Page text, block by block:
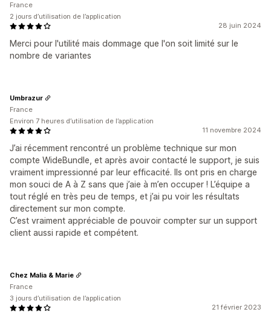
28 juin 2024
Merci pour l'utilité mais dommage que l'on soit limité sur le
nombre de variantes
France
2 jours d’utilisation de l’application
11 novembre 2024
J’ai récemment rencontré un problème technique sur mon
compte WideBundle, et après avoir contacté le support, je suis
vraiment impressionné par leur efficacité. Ils ont pris en charge
mon souci de A à Z sans que j’aie à m’en occuper ! L’équipe a
tout réglé en très peu de temps, et j’ai pu voir les résultats
directement sur mon compte.
C’est vraiment appréciable de pouvoir compter sur un support
client aussi rapide et compétent.
Umbrazur
France
Environ 7 heures d’utilisation de l’application
21 février 2023
Chez Malia & Marie
France
3 jours d’utilisation de l’application